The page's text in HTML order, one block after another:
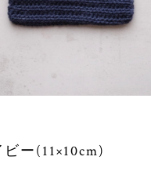
ー(11×10cm)